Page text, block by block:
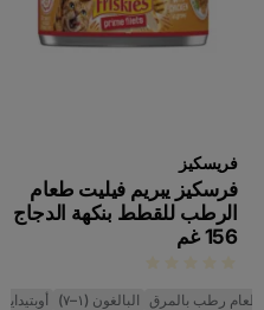
فريسكيز
فرسكيز يبريم فيليت طعام
الرطب للقطط بنكهة الدجاج
156 غم
طعام رطب بالمرق البالغون (١–٧)